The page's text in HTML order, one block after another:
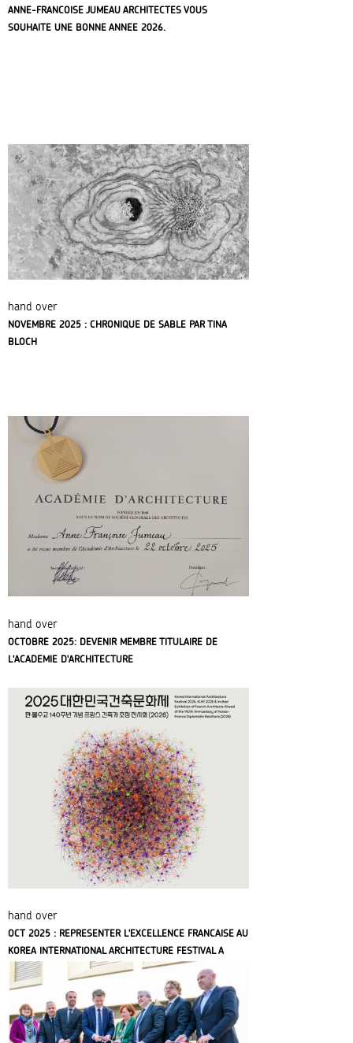
ANNE-FRANCOISE JUMEAU ARCHITECTES VOUS
SOUHAITE UNE BONNE ANNEE 2026.
hand over
NOVEMBRE 2025 : CHRONIQUE DE SABLE PAR TINA
BLOCH
hand over
OCTOBRE 2025: DEVENIR MEMBRE TITULAIRE DE
L'ACADEMIE D'ARCHITECTURE
hand over
OCT 2025 : REPRESENTER L'EXCELLENCE FRANCAISE AU
KOREA INTERNATIONAL ARCHITECTURE FESTIVAL A
SEOUL